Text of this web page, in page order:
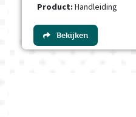
Product: Handleiding
Bekijken